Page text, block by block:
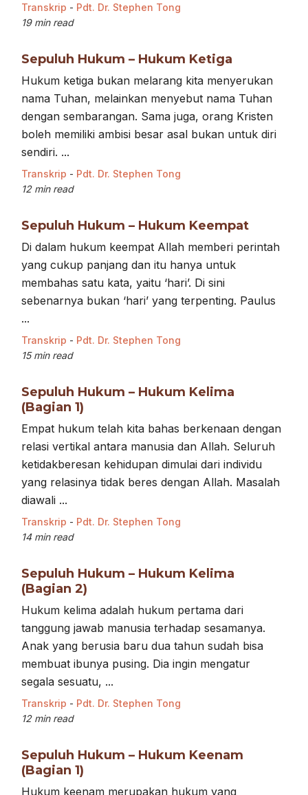
Transkrip - Pdt. Dr. Stephen Tong
19 min read
Sepuluh Hukum – Hukum Ketiga
Hukum ketiga bukan melarang kita menyerukan
nama Tuhan, melainkan menyebut nama Tuhan
dengan sembarangan. Sama juga, orang Kristen
boleh memiliki ambisi besar asal bukan untuk diri
sendiri. ...
Transkrip - Pdt. Dr. Stephen Tong
12 min read
Sepuluh Hukum – Hukum Keempat
Di dalam hukum keempat Allah memberi perintah
yang cukup panjang dan itu hanya untuk
membahas satu kata, yaitu ‘hari’. Di sini
sebenarnya bukan ‘hari’ yang terpenting. Paulus
...
Transkrip - Pdt. Dr. Stephen Tong
15 min read
Sepuluh Hukum – Hukum Kelima
(Bagian 1)
Empat hukum telah kita bahas berkenaan dengan
relasi vertikal antara manusia dan Allah. Seluruh
ketidakberesan kehidupan dimulai dari individu
yang relasinya tidak beres dengan Allah. Masalah
diawali ...
Transkrip - Pdt. Dr. Stephen Tong
14 min read
Sepuluh Hukum – Hukum Kelima
(Bagian 2)
Hukum kelima adalah hukum pertama dari
tanggung jawab manusia terhadap sesamanya.
Anak yang berusia baru dua tahun sudah bisa
membuat ibunya pusing. Dia ingin mengatur
segala sesuatu, ...
Transkrip - Pdt. Dr. Stephen Tong
12 min read
Sepuluh Hukum – Hukum Keenam
(Bagian 1)
Hukum keenam merupakan hukum yang